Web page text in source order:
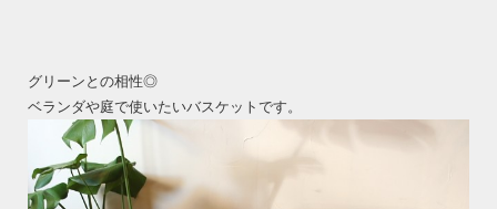
グリーンとの相性◎
ベランダや庭で使いたいバスケットです。